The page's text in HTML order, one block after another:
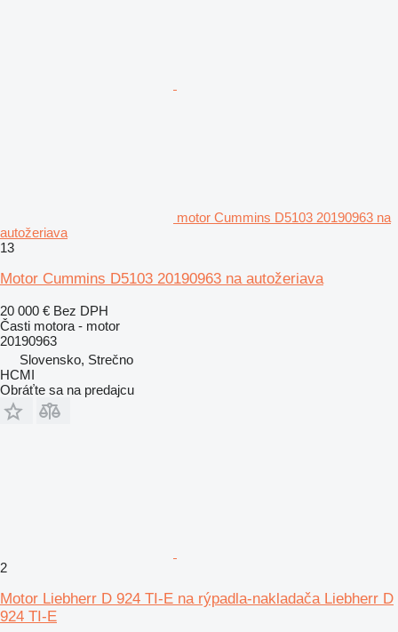
motor Cummins D5103 20190963 na
autožeriava
13
Motor Cummins D5103 20190963 na autožeriava
20 000 € Bez DPH
Časti motora - motor
20190963
Slovensko, Strečno
HCMI
Obráťte sa na predajcu
2
Motor Liebherr D 924 TI-E na rýpadla-nakladača Liebherr D
924 TI-E